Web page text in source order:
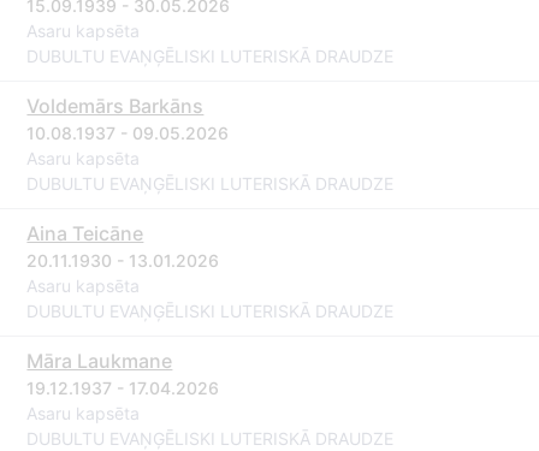
15.09.1939 - 30.05.2026
Asaru kapsēta
DUBULTU EVAŅĢĒLISKI LUTERISKĀ DRAUDZE
Voldemārs Barkāns
10.08.1937 - 09.05.2026
Asaru kapsēta
DUBULTU EVAŅĢĒLISKI LUTERISKĀ DRAUDZE
Aina Teicāne
20.11.1930 - 13.01.2026
Asaru kapsēta
DUBULTU EVAŅĢĒLISKI LUTERISKĀ DRAUDZE
Māra Laukmane
19.12.1937 - 17.04.2026
Asaru kapsēta
DUBULTU EVAŅĢĒLISKI LUTERISKĀ DRAUDZE